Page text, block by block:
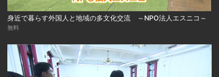
身近で暮らす外国人と地域の多文化交流 ～NPO法人エスニコ～
無料